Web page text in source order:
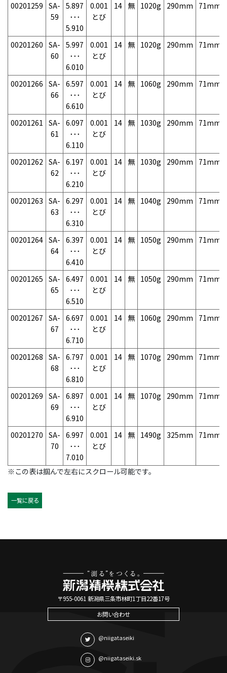
00201259 SA-
59
5.897
･･･
5.910
0.001
とび
14 無 1020g 290mm 71mm
00201260 SA-
60
5.997
･･･
6.010
0.001
とび
14 無 1020g 290mm 71mm
00201266 SA-
66
6.597
･･･
6.610
0.001
とび
14 無 1060g 290mm 71mm
00201261 SA-
61
6.097
･･･
6.110
0.001
とび
14 無 1030g 290mm 71mm
00201262 SA-
62
6.197
･･･
6.210
0.001
とび
14 無 1030g 290mm 71mm
00201263 SA-
63
6.297
･･･
6.310
0.001
とび
14 無 1040g 290mm 71mm
00201264 SA-
64
6.397
･･･
6.410
0.001
とび
14 無 1050g 290mm 71mm
00201265 SA-
65
6.497
･･･
6.510
0.001
とび
14 無 1050g 290mm 71mm
00201267 SA-
67
6.697
･･･
6.710
0.001
とび
14 無 1060g 290mm 71mm
00201268 SA-
68
6.797
･･･
6.810
0.001
とび
14 無 1070g 290mm 71mm
00201269 SA-
69
6.897
･･･
6.910
0.001
とび
14 無 1070g 290mm 71mm
00201270 SA-
70
6.997
･･･
7.010
0.001
とび
14 無 1490g 325mm 71mm
※この表は掴んで左右にスクロール可能です。
一覧に戻る
〒955-0061 新潟県三条市林町1丁目22番17号
お問い合わせ
@niigataseiki
@niigataseiki.sk